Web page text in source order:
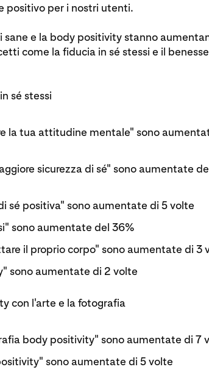
positivo per i nostri utenti.
sane e la body positivity stanno
come la fiducia in sé stessi e il
sé stessi
la tua attitudine mentale" sono
sicurezza di sé" sono aumentate
sé positiva" sono aumentate di 5 volte
sono aumentate del 36%
il proprio corpo" sono aumentate di 3
sono aumentate di 2 volte
con l'arte e la fotografia
body positivity" sono aumentate di 7
sono aumentate di 5 volte